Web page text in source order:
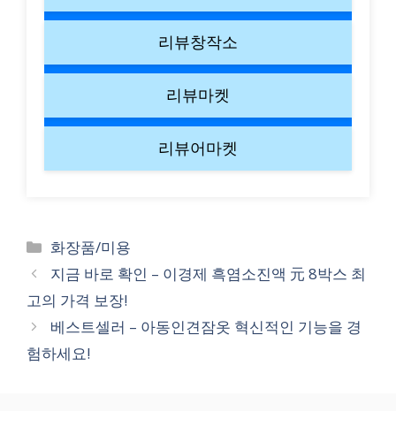
리뷰창작소
리뷰마켓
리뷰어마켓
Categories
화장품/미용
지금 바로 확인 – 이경제 흑염소진액 元 8박스 최
고의 가격 보장!
베스트셀러 – 아동인견잠옷 혁신적인 기능을 경
험하세요!